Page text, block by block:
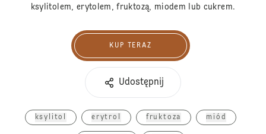
ksylitolem, erytolem, fruktozą, miodem lub cukrem.
Kup teraz
KUP TERAZ
Udostępnij
ksylitol erytrol fruktoza miód